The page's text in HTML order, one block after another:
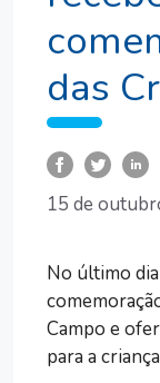
das
15 de
No último
Campo e
para a